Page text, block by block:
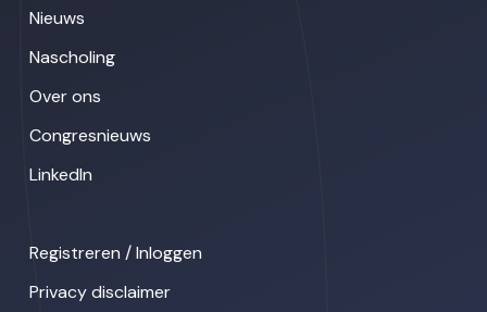
Nieuws
Nascholing
Over ons
Congresnieuws
LinkedIn
Registreren / Inloggen
Privacy disclaimer